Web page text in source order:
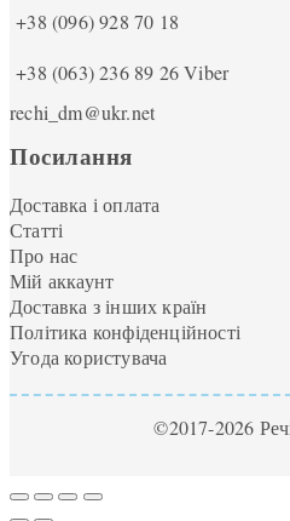
+38 (096) 928 70 18
+38 (063) 236 89 26Viber
rechi_dm@ukr.net
Посилання
Доставка і оплата
Статті
Про нас
Мій аккаунт
Доставка з інших країн
Політика конфіденційності
Угода користувача
©2017-2026